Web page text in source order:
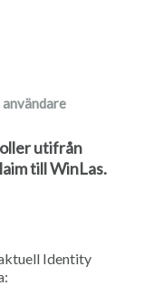
utifrån
till WinLas.
Identity